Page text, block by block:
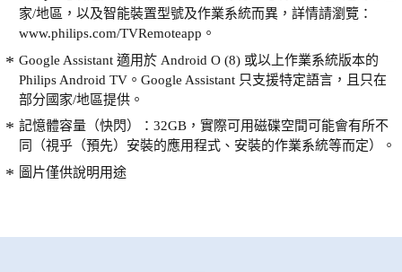
家/地區，以及智能裝置型號及作業系統而異，詳情請瀏覽：
www.philips.com/TVRemoteapp。
Google Assistant 適用於 Android O (8) 或以上作業系統版本的
Philips Android TV。Google Assistant 只支援特定語言，且只在
部分國家/地區提供。
記憶體容量（快閃）：32GB，實際可用磁碟空間可能會有所不
同（視乎（預先）安裝的應用程式、安裝的作業系統等而定）。
圖片僅供說明用途